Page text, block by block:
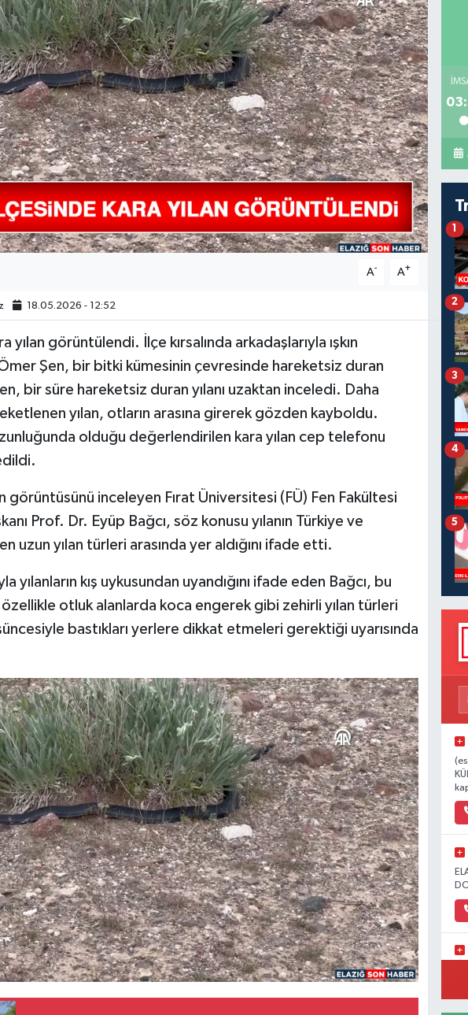
A- A+
18.05.2026 - 12:52
yılan görüntülendi. İlçe kırsalında arkadaşlarıyla ışkın
Şen, bir bitki kümesinin çevresinde hareketsiz duran
bir süre hareketsiz duran yılanı uzaktan inceledi. Daha
yılan, otların arasına girerek gözden kayboldu.
olduğu değerlendirilen kara yılan cep telefonu
görüntüsünü inceleyen Fırat Üniversitesi (FÜ) Fen Fakültesi
Prof. Dr. Eyüp Bağcı, söz konusu yılanın Türkiye ve
uzun yılan türleri arasında yer aldığını ifade etti.
yılanların kış uykusundan uyandığını ifade eden Bağcı, bu
özellikle otluk alanlarda koca engerek gibi zehirli yılan türleri
bastıkları yerlere dikkat etmeleri gerektiği uyarısında
1
2
3
4
5